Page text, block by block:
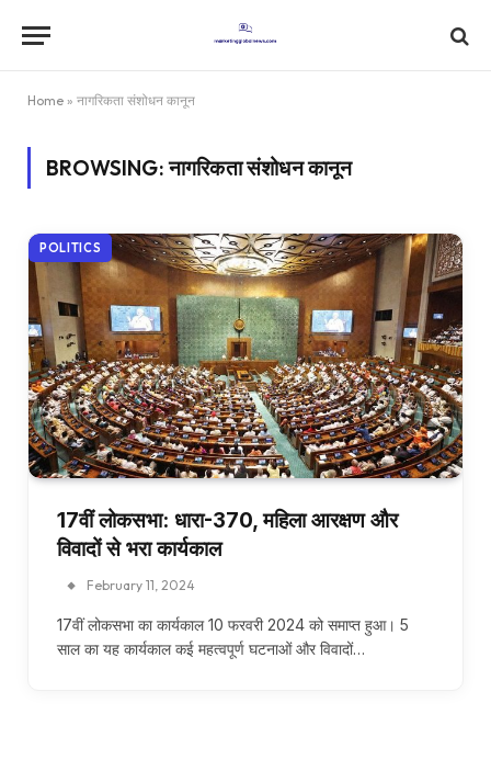
Home » नागरिकता संशोधन कानून
BROWSING:नागरिकता संशोधन कानून
POLITICS
17वीं लोकसभा: धारा-370, महिला आरक्षण और
विवादों से भरा कार्यकाल
February 11, 2024
17वीं लोकसभा का कार्यकाल 10 फरवरी 2024 को समाप्त हुआ। 5
साल का यह कार्यकाल कई महत्वपूर्ण घटनाओं और विवादों…